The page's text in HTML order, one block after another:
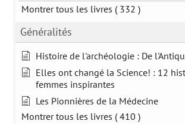
Montrer tous les livres ( 332 )
Généralités
Histoire de l'archéologie : De
Elles ont changé la Science! : 12
femmes inspirantes
Les Pionnières de la Médecine
Montrer tous les livres ( 410 )